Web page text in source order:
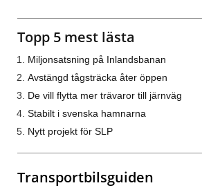
Topp 5 mest lästa
Miljonsatsning på Inlandsbanan
Avstängd tågsträcka åter öppen
De vill flytta mer trävaror till järnväg
Stabilt i svenska hamnarna
Nytt projekt för SLP
Transportbilsguiden